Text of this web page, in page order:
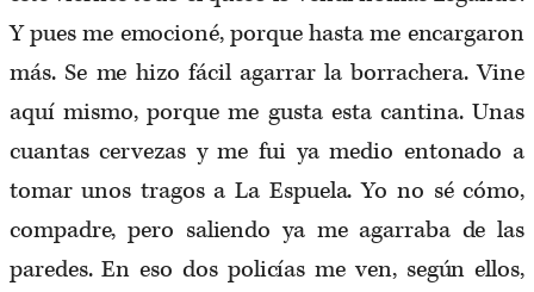
Y pues me emocioné, porque hasta me encargaron
más. Se me hizo fácil agarrar la borrachera. Vine
aquí mismo, porque me gusta esta cantina. Unas
cuantas cervezas y me fui ya medio entonado a
tomar unos tragos a La Espuela. Yo no sé cómo,
compadre, pero saliendo ya me agarraba de las
paredes. En eso dos policías me ven, según ellos,